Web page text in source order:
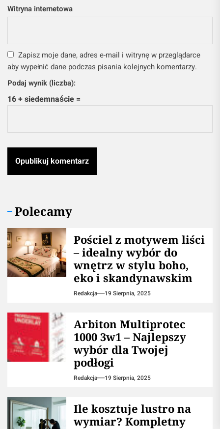
Witryna internetowa
Zapisz moje dane, adres e-mail i witrynę w przeglądarce
aby wypełnić dane podczas pisania kolejnych komentarzy.
Podaj wynik (liczba):
16 + siedemnaście =
Polecamy
Pościel z motywem liści
– idealny wybór do
wnętrz w stylu boho,
eko i skandynawskim
Redakcja 19 Sierpnia, 2025
Arbiton Multiprotec
1000 3w1 – Najlepszy
wybór dla Twojej
podłogi
Redakcja 19 Sierpnia, 2025
Ile kosztuje lustro na
wymiar? Kompletny